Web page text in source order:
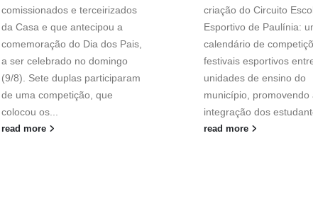
comissionados e terceirizados
da Casa e que antecipou a
comemoração do Dia dos Pais,
a ser celebrado no domingo
(9/8). Sete duplas participaram
de uma competição, que
colocou os...
read more
criação do Circuito
Esportivo de Paulínia:
calendário de
festivais esportivos
unidades de ensino do
município, promovendo
integração dos
read more